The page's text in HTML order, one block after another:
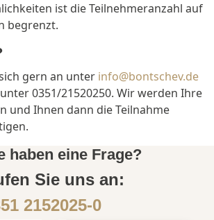
ist die Teilnehmeranzahl auf
begrenzt.
gern an unter info@bontschev.de
0351/21520250. Wir werden Ihre
und Ihnen dann die Teilnahme
haben eine Frage?
Sie uns an:
2152025-0